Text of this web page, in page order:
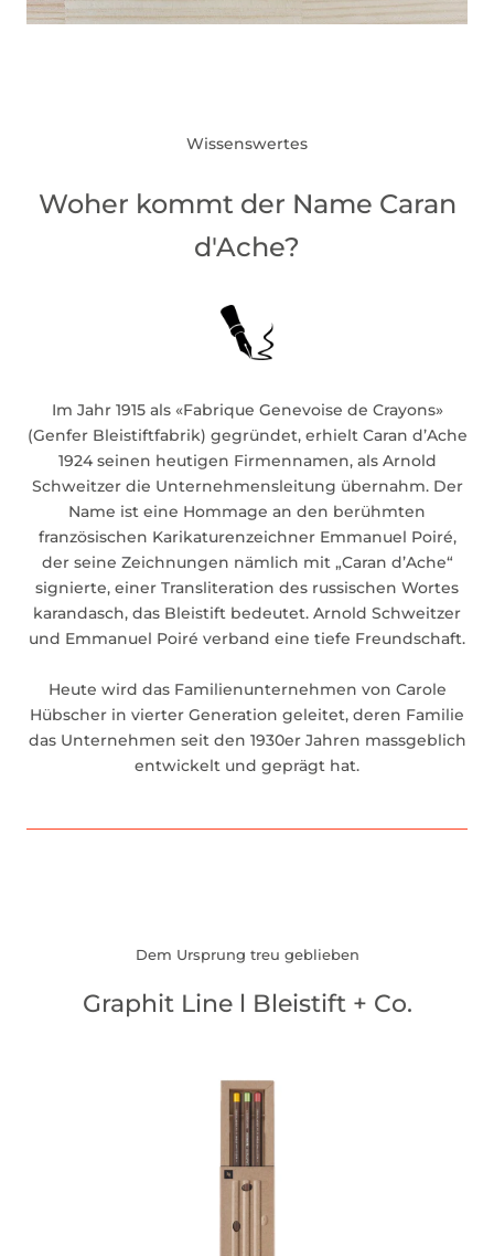
Wissenswertes
Woher kommt der Name Caran
d'Ache?
Im Jahr 1915 als «Fabrique Genevoise de Crayons»
(Genfer Bleistiftfabrik) gegründet, erhielt Caran d’Ache
1924 seinen heutigen Firmennamen, als Arnold
Schweitzer die Unternehmensleitung übernahm. Der
Name ist eine Hommage an den berühmten
französischen Karikaturenzeichner Emmanuel Poiré,
der seine Zeichnungen nämlich mit „Caran d’Ache“
signierte, einer Transliteration des russischen Wortes
karandasch, das Bleistift bedeutet. Arnold Schweitzer
und Emmanuel Poiré verband eine tiefe Freundschaft.
Heute wird das Familienunternehmen von Carole
Hübscher in vierter Generation geleitet, deren Familie
das Unternehmen seit den 1930er Jahren massgeblich
entwickelt und geprägt hat.
Dem Ursprung treu geblieben
Graphit Line l Bleistift + Co.